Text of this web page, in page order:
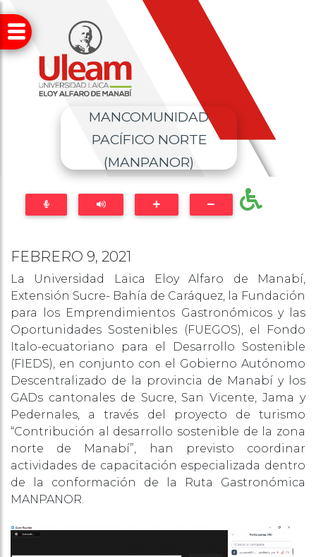
MANCOMUNIDAD
PACÍFICO NORTE
(MANPANOR)
FEBRERO 9, 2021
La Universidad Laica Eloy Alfaro de Manabí,
Extensión Sucre- Bahía de Caráquez, la Fundación
para los Emprendimientos Gastronómicos y las
Oportunidades Sostenibles (FUEGOS), el Fondo
Italo-ecuatoriano para el Desarrollo Sostenible
(FIEDS), en conjunto con el Gobierno Autónomo
Descentralizado de la provincia de Manabí y los
GADs cantonales de Sucre, San Vicente, Jama y
Pedernales, a través del proyecto de turismo
“Contribución al desarrollo sostenible de la zona
norte de Manabí”, han previsto coordinar
actividades de capacitación especializada dentro
de la conformación de la Ruta Gastronómica
MANPANOR.